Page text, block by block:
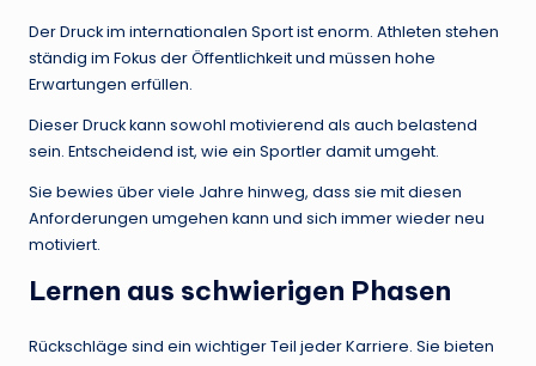
Der Druck im internationalen Sport ist enorm. Athleten stehen
ständig im Fokus der Öffentlichkeit und müssen hohe
Erwartungen erfüllen.
Dieser Druck kann sowohl motivierend als auch belastend
sein. Entscheidend ist, wie ein Sportler damit umgeht.
Sie bewies über viele Jahre hinweg, dass sie mit diesen
Anforderungen umgehen kann und sich immer wieder neu
motiviert.
Lernen aus schwierigen Phasen
Rückschläge sind ein wichtiger Teil jeder Karriere. Sie bieten